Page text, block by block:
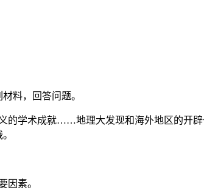
料，回答问题。
的学术成就……地理大发现和海外地区的开
因素。